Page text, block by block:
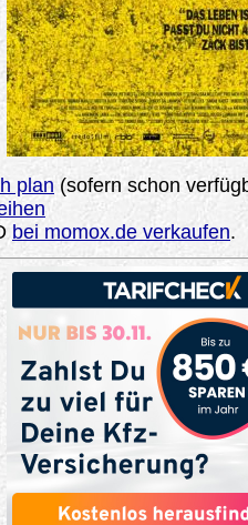
plan (sofern schon
bei momox.de verkaufen.